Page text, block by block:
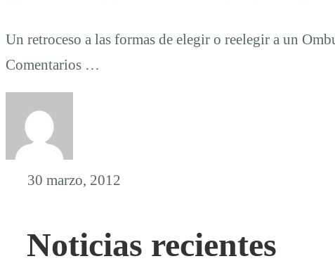
Un retroceso a las formas de elegir o reelegir a un
Comentarios …
30 marzo, 2012
Noticias recientes